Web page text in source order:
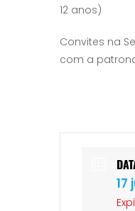
12 anos)
Convites na
com a
17